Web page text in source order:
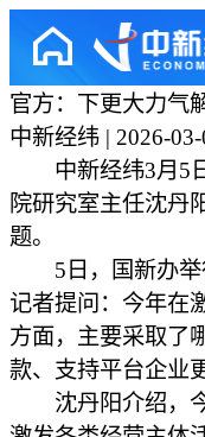
官方：下更大力气
中新经纬 | 2026-
中新经纬3月5日
院研究室主任沈丹
题。
5日，国新办举
记者提问：今年在
方面，主要采取了
款、支持平台企业
沈丹阳介绍，今